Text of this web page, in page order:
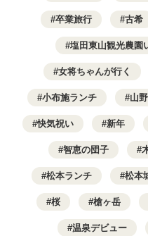
卒業旅行 古希
塩田東山観光農園
女将ちゃんが行く
小布施ランチ 山
快気祝い 新年
智恵の団子
松本ランチ 松本
桜 槍ヶ岳
温泉デビュー